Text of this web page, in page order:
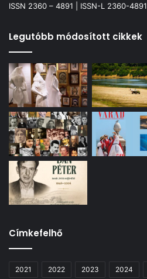
ISSN 2360 – 4891 | ISSN-L 2360-4891
Legutóbb módosított cikkek
Címkefelhő
2021 2022 2023 2024